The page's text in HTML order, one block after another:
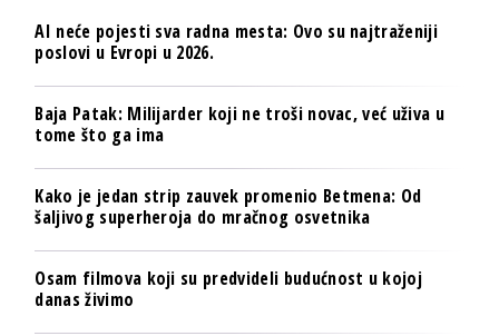
AI neće pojesti sva radna mesta: Ovo su najtraženiji
poslovi u Evropi u 2026.
Baja Patak: Milijarder koji ne troši novac, već uživa u
tome što ga ima
Kako je jedan strip zauvek promenio Betmena: Od
šaljivog superheroja do mračnog osvetnika
Osam filmova koji su predvideli budućnost u kojoj
danas živimo